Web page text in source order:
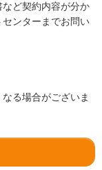
ど契約内容が分か
ンターまでお問い
る場合がございま